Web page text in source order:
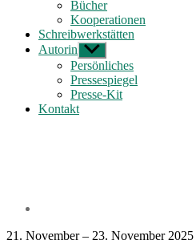
Bücher
Kooperationen
Schreibwerkstätten
Autorin Untermenü
anzeigen
Persönliches
Pressespiegel
Presse-Kit
Kontakt
21. November – 23. November 2025